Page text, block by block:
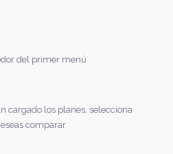
del primer menú
cargado los planes, selecciona
comparar